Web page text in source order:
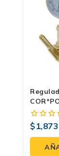
Para
Pesado
0
fuera
5
$1,873